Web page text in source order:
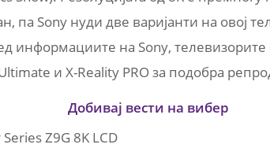
па Sony нуди две варијанти на овој
информациите на Sony,
и X-Reality PRO за подобра
Добивај вести на вибер